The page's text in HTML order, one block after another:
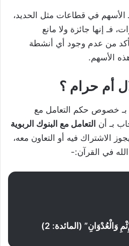
الأسهم في قطاعات مثل الحديد،
فـ إنها جائزة ولا مانع
من عدم وجود أي أنشطة
الأسهم.
أم حرام ؟
بـ خصوص حكم التعامل مع
بـ أن التعامل مع البنوك الربوية
الاشتراك فيه أو التعاون معه،
في القرآن:-
وَالْعُدْوَانِ” (المائدة: 2)